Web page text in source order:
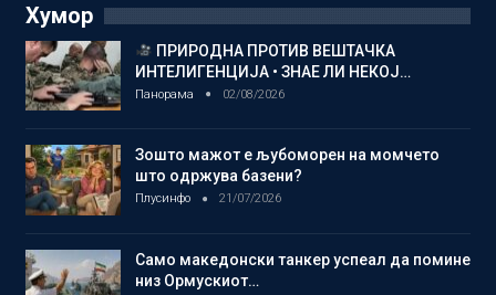
Хумор
ПРИРОДНА ПРОТИВ ВЕШТАЧКА
ИНТЕЛИГЕНЦИЈА • ЗНАЕ ЛИ НЕКОЈ…
Панорама 02/08/2026
Зошто мажот е љубоморен на момчето
што одржува базени?
Плусинфо 21/07/2026
Само македонски танкер успеал да помине
низ Ормускиот…